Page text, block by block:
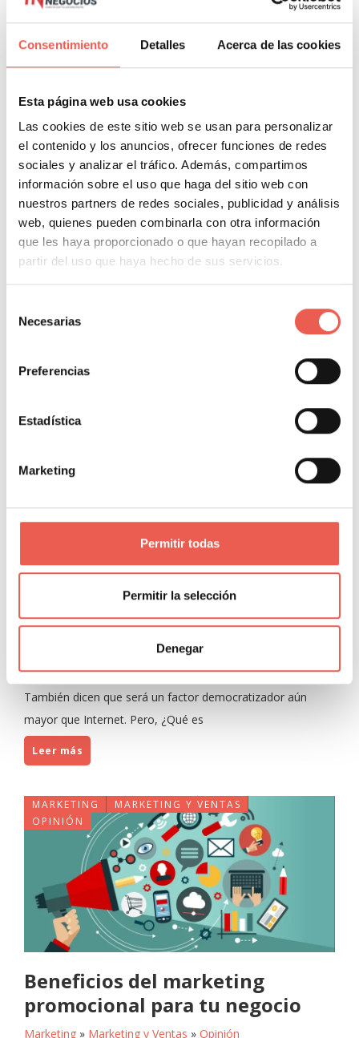
Consentimiento Detalles Acerca de las cookies
Esta página web usa cookies
Las cookies de este sitio web se usan para personalizar
el contenido y los anuncios, ofrecer funciones de redes
sociales y analizar el tráfico. Además, compartimos
información sobre el uso que haga del sitio web con
nuestros partners de redes sociales, publicidad y análisis
web, quienes pueden combinarla con otra información
que les haya proporcionado o que hayan recopilado a
partir del uso que haya hecho de sus servicios.
Necesarias
Preferencias
Estadística
Marketing
Permitir todas
Permitir la selección
Denegar
El poder de la audiencia social
Marketing y Ventas »Opinión»Redes sociales
Javier Sancho Piqueras 3 Comentarios
Por fin ha llegado el momento en que la mayoría de
empresas, organizaciones, grupos grandes o pequeños se
están sintiendo perdidos al no formar parte de esta gran
comunidad donde
Leer más
NEGOCIOS
Blockchain y Comunicación
Digital. ¿Qué será será…?
Opinión»Tecnología
Javier Sancho Piqueras 0 Comentarios
Los expertos en Blockchain aseguran que evolucionaremos
del “Internet de la Información” al “Internet del Valor”.
También dicen que será un factor democratizador aún
mayor que Internet. Pero, ¿Qué es
Leer más
MARKETING
MARKETING Y VENTAS
OPINIÓN
Beneficios del marketing
promocional para tu negocio
Marketing » Marketing y Ventas » Opinión